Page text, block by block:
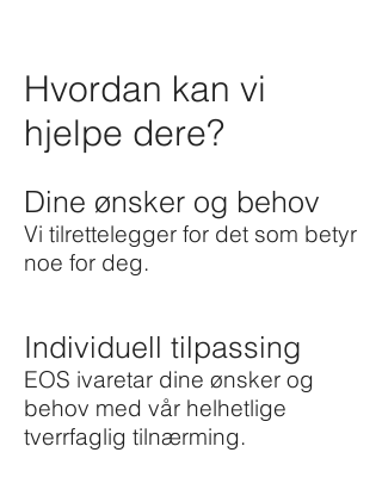
Hvordan kan vi
hjelpe dere?
Dine ønsker og behov
Vi tilrettelegger for det som betyr
noe for deg.
Individuell tilpassing
EOS ivaretar dine ønsker og
behov med vår helhetlige
tverrfaglig tilnærming.